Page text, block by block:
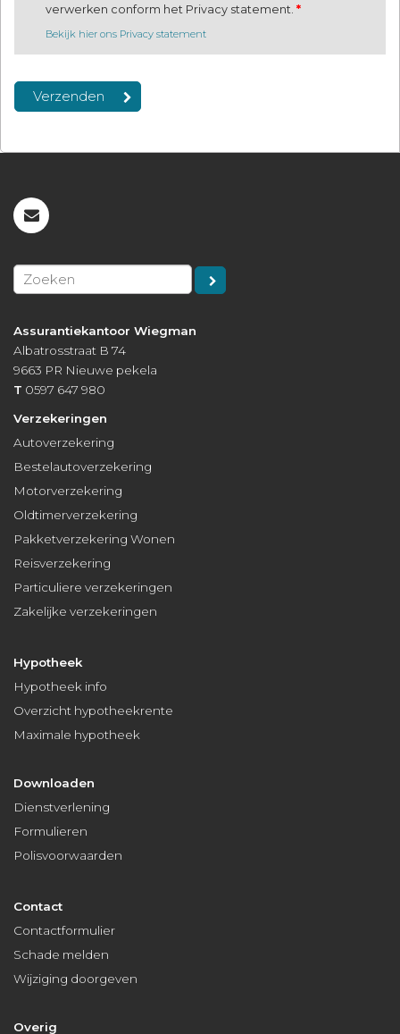
verwerken conform het Privacy statement. *
Bekijk hier ons Privacy statement
Assurantiekantoor Wiegman
Albatrosstraat B 74
9663 PR Nieuwe pekela
T 0597 647 980
Verzekeringen
Autoverzekering
Bestelautoverzekering
Motorverzekering
Oldtimerverzekering
Pakketverzekering Wonen
Reisverzekering
Particuliere verzekeringen
Zakelijke verzekeringen
Hypotheek
Hypotheek info
Overzicht hypotheekrente
Maximale hypotheek
Downloaden
Dienstverlening
Formulieren
Polisvoorwaarden
Contact
Contactformulier
Schade melden
Wijziging doorgeven
Overig